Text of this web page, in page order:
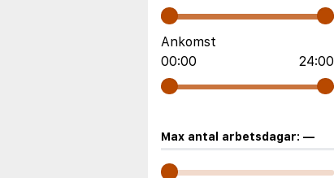
Ankomst
00:00
24:00
Max antal arbetsdagar: —